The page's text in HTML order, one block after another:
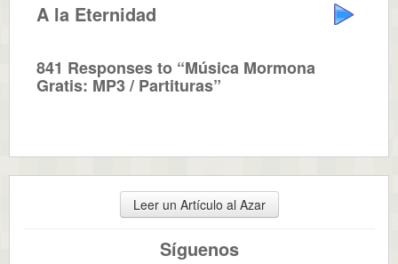
A la Eternidad
841 Responses to “Música Mormona
Gratis: MP3 / Partituras”
Leer un Artículo al Azar
Síguenos